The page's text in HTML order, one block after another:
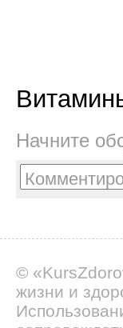
Начните
©
жизни и